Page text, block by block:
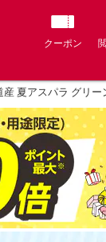
クーポン
産 夏アスパラ グリ